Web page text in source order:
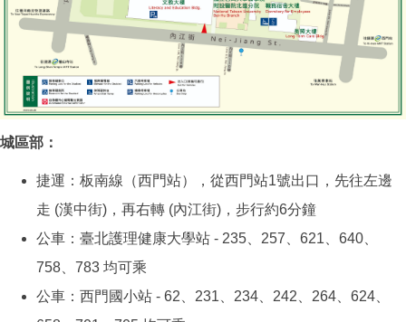
城區部：
捷運：板南線（西門站），從西門站1號出口，先往左邊
走 (漢中街)，再右轉 (內江街)，步行約6分鐘
公車：臺北護理健康大學站 - 235、257、621、640、
758、783 均可乘
公車：西門國小站 - 62、231、234、242、264、624、